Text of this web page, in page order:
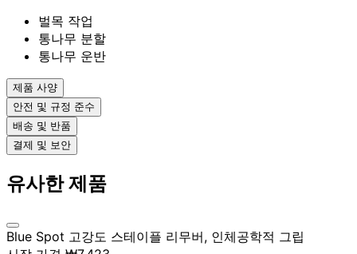
벌목 작업
통나무 분할
통나무 운반
제품 사양
안전 및 규정 준수
배송 및 반품
결제 및 보안
유사한 제품
Blue Spot 고강도 스테이플 리무버, 인체공학적 그립